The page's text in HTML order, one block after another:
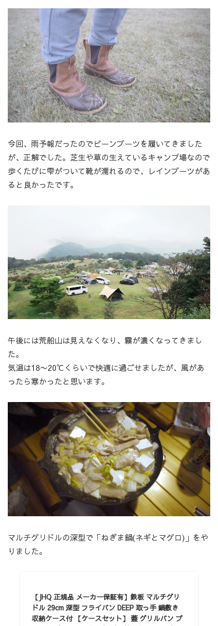
今回、雨予報だったのでビーンブーツを履いてきました
が、正解でした。芝生や草の生えているキャンプ場なので
歩くたびに雫がついて靴が濡れるので、レインブーツがあ
ると良かったです。
午後には荒船山は見えなくなり、霧が濃くなってきまし
た。
気温は18〜20℃くらいで快適に過ごせましたが、風があ
ったら寒かったと思います。
マルチグリドルの深型で「ねぎま鍋(ネギとマグロ)」をや
りました。
【JHQ 正規品 メーカー保証有】鉄板 マルチグリ
ドル 29cm 深型 フライパン DEEP 取っ手 鍋敷き
収納ケース付 【ケースセット】 蓋 グリルパン プ